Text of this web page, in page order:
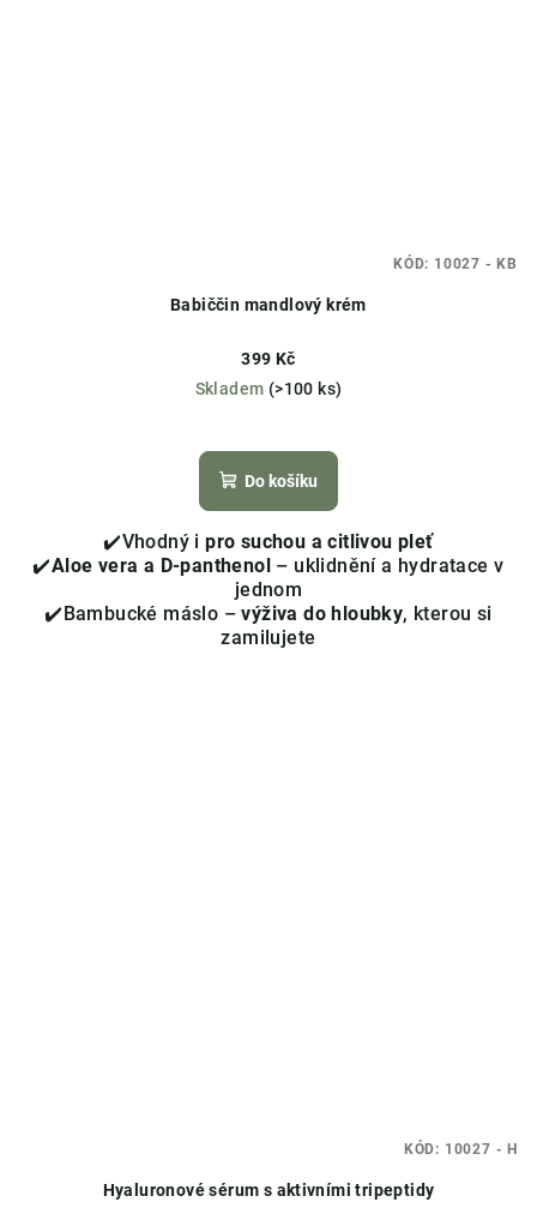
Babiččin mandlový krém
399 Kč
Skladem (>100 ks)
hodnocení
produktu
z
5
hvězdiček.
Do košíku
✔️Vhodný ipro suchou a citlivou pleť
✔️Aloe vera a D-panthenol – uklidnění a hydratace v
jednom
✔️Bambucké máslo –výživa do hloubky, kterou si
zamilujete
KÓD: 10027 - KB
Hyaluronové sérum s aktivními tripeptidy
KÓD: 10027 - H